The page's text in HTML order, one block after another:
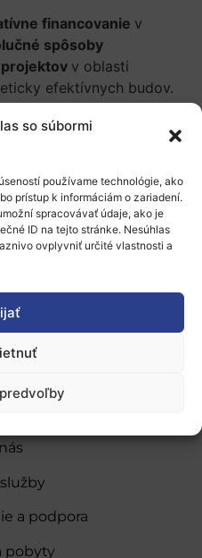
so súbormi
používame technológie, ako
prístup k informáciám o zariadení.
spracovávať údaje, ako je
ID na tejto stránke. Nesúhlas
ovplyvniť určité vlastnosti a
financovanie v
spôsoby
v oblasti
efektívnych budov.
Wågez nórskej
poskytne informácie o
projekty.
na podujatie nájdete
a podpora
pobyty